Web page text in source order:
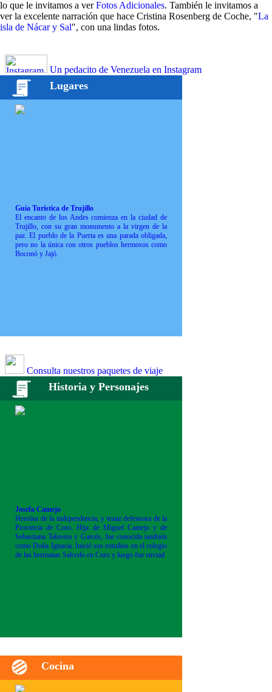
lo que le invitamos a verFotos Adicionales. También le invitamos a
ver la excelente narración que hace Cristina Rosenberg de Coche, "La
isla de Nácar y Sal", con una lindas fotos.
Un pedacito de Venezuela en Instagram
Lugares
Guía Turística de Trujillo
El encanto de los Andes comienza en la ciudad de
Trujillo, con su gran monumento a la virgen de la
paz. El pueblo de la Puerta es una parada obligada,
pero no la única con otros pueblos hermosos como
Boconó y Jajó.
Consulta nuestros paquetes de viaje
Historia y Personajes
Josefa Camejo
Heroína de la independencia, y tenaz defensora de la
Provincia de Coro. Hija de Miguel Camejo y de
Sebastiana Talavera y Garcés, fue conocida también
como Doña Ignacia. Inició sus estudios en el colegio
de las hermanas Salcedo en Coro y luego fue enviad
Cocina